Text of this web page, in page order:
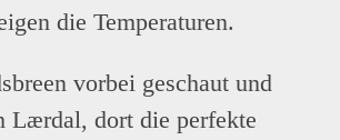
die Temperaturen.
vorbei geschaut und
Lærdal, dort die perfekte